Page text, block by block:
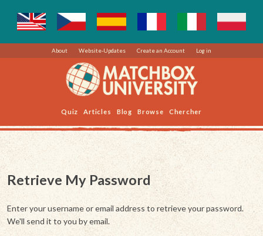
About Website-Updates Create an Account Log in
Quiz Articles Blog Browse Chercher
Retrieve My Password
Enter your username or email address to retrieve your password.
We'll send it to you by email.